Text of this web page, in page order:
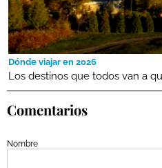
Dónde viajar en 2026
Los destinos que todos van a
Comentarios
Nombre